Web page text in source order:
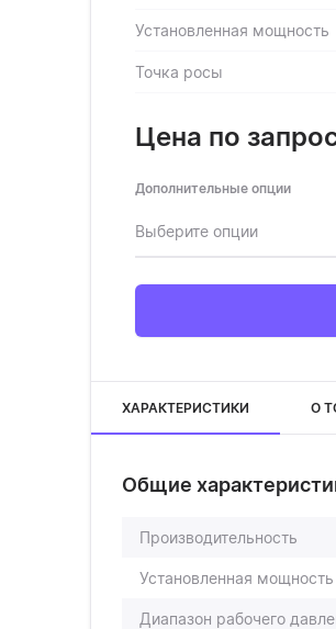
Установленная мощность
Точка росы
Цена по
Дополнительные опции
Выберите опции
ХАРАКТЕРИСТИКИ О
Общие
Производительность
Установленная мощность
Диапазон рабочего